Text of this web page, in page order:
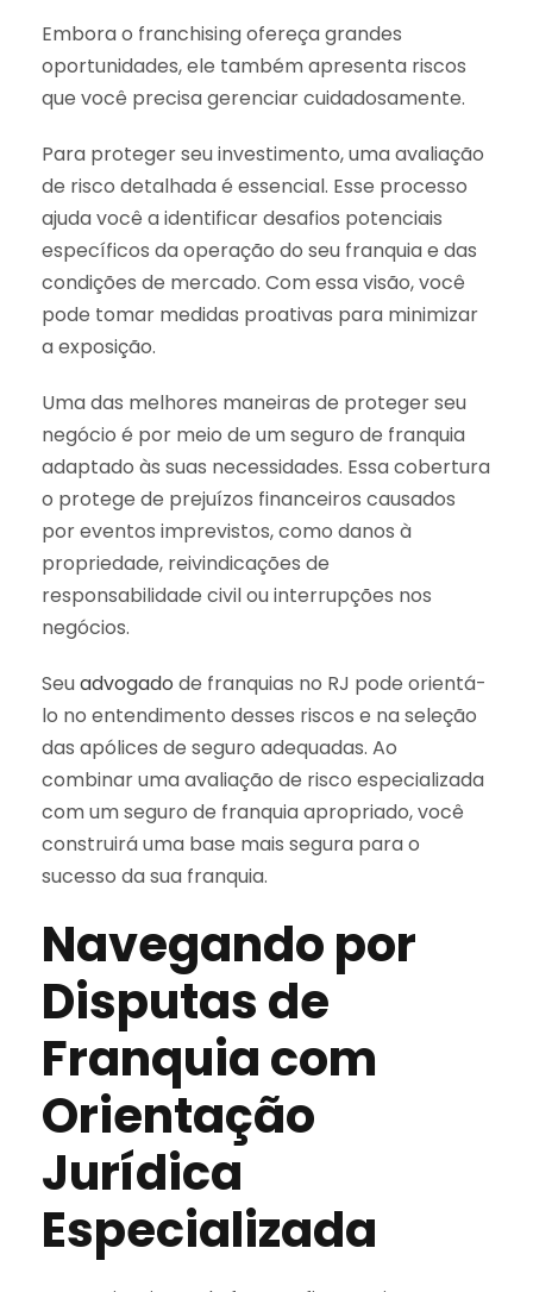
Embora o franchising ofereça grandes
oportunidades, ele também apresenta riscos
que você precisa gerenciar cuidadosamente.
Para proteger seu investimento, uma avaliação
de risco detalhada é essencial. Esse processo
ajuda você a identificar desafios potenciais
específicos da operação do seu franquia e das
condições de mercado. Com essa visão, você
pode tomar medidas proativas para minimizar
a exposição.
Uma das melhores maneiras de proteger seu
negócio é por meio de um seguro de franquia
adaptado às suas necessidades. Essa cobertura
o protege de prejuízos financeiros causados
por eventos imprevistos, como danos à
propriedade, reivindicações de
responsabilidade civil ou interrupções nos
negócios.
Seuadvogado de franquias no RJ pode orientá-
lo no entendimento desses riscos e na seleção
das apólices de seguro adequadas. Ao
combinar uma avaliação de risco especializada
com um seguro de franquia apropriado, você
construirá uma base mais segura para o
sucesso da sua franquia.
Navegando por
Disputas de
Franquia com
Orientação
Jurídica
Especializada